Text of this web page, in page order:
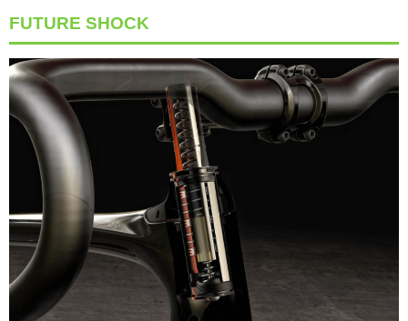
FUTURE SHOCK